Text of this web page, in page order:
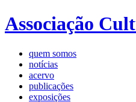
Associação
quem somos
notícias
acervo
publicações
exposições